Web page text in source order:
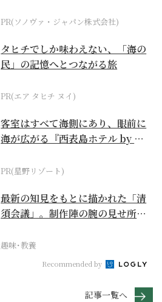
PR(ソノヴァ・ジャパン株式会社)
タヒチでしか味わえない、「海の
民」の記憶へとつながる旅
PR(エア タヒチ ヌイ)
客室はすべて海側にあり、眼前に
海が広がる『西表島ホテル by 星
PR(星野リゾート)
最新の知見をもとに描かれた「清
須会議」。制作陣の腕の見せ所、
趣味･教養
Recommended by
記事一覧へ